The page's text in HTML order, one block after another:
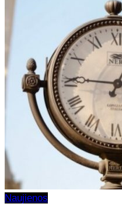
Naujienos